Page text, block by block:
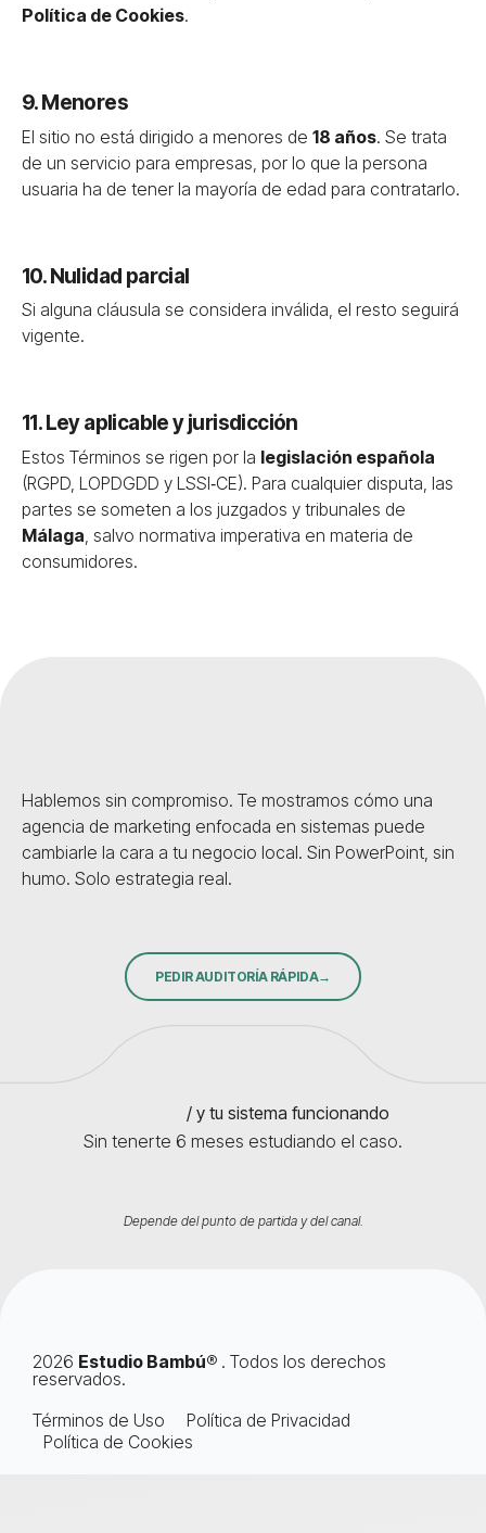
Política de Cookies.
9. Menores
El sitio no está dirigido a menores de 18 años. Se trata
de un servicio para empresas, por lo que la persona
usuaria ha de tener la mayoría de edad para contratarlo.
10. Nulidad parcial
Si alguna cláusula se considera inválida, el resto seguirá
vigente.
11. Ley aplicable y jurisdicción
Estos Términos se rigen por la legislación española
(RGPD, LOPDGDD y LSSI‑CE). Para cualquier disputa, las
partes se someten a los juzgados y tribunales de
Málaga, salvo normativa imperativa en materia de
consumidores.
Hablemos sin compromiso. Te mostramos cómo una
agencia de marketing enfocada en sistemas puede
cambiarle la cara a tu negocio local. Sin PowerPoint, sin
humo. Solo estrategia real.
PEDIR AUDITORÍA RÁPIDA
/ y tu sistema funcionando
Sin tenerte 6 meses estudiando el caso.
Depende del punto de partida y del canal.
2026 Estudio Bambú® . Todos los derechos
reservados.
Términos de Uso
Política de Privacidad
Política de Cookies